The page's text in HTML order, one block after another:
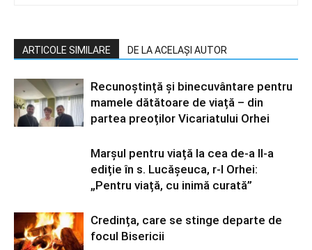
ARTICOLE SIMILARE DE LA ACELAȘI AUTOR
Recunoștință și binecuvântare pentru
mamele dătătoare de viață – din
partea preoților Vicariatului Orhei
Marșul pentru viață la cea de-a II-a
ediție în s. Lucășeuca, r-l Orhei:
„Pentru viață, cu inimă curată”
Credința, care se stinge departe de
focul Bisericii